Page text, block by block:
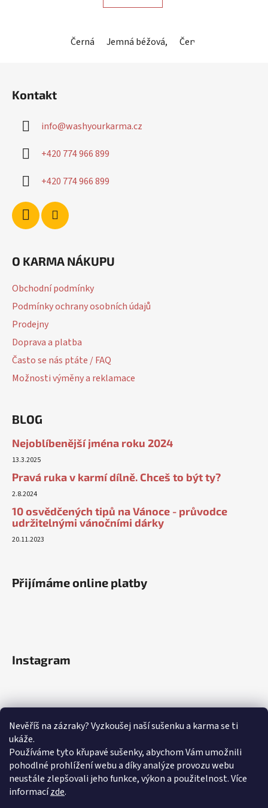
Nevěříš na zázraky? Vyzkoušej naší sušenku a karma se ti
ukáže.
Používáme tyto křupavé sušenky, abychom Vám umožnili
pohodlné prohlížení webu a díky analýze provozu webu
neustále zlepšovali jeho funkce, výkon a použitelnost.Více
informacízde.
Černá Jemná béžová, Červená
Kontakt
info@washyourkarma.cz
+420 774 966 899
+420 774 966 899
O KARMA NÁKUPU
Obchodní podmínky
Podmínky ochrany osobních údajů
Prodejny
Doprava a platba
Často se nás ptáte / FAQ
Možnosti výměny a reklamace
BLOG
Nejoblíbenější jména roku 2024
13.3.2025
Pravá ruka v karmí dílně. Chceš to být ty?
2.8.2024
10 osvědčených tipů na Vánoce - průvodce
udržitelnými vánočními dárky
20.11.2023
Přijímáme online platby
Instagram